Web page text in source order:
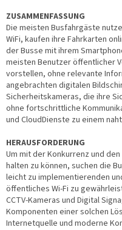
ZUSAMMENFASSUNG
Die meisten Busfahrgäste
WiFi, kaufen ihre Fahrkarten
der Busse mit ihrem
meisten Benutzer öffentlicher
vorstellen, ohne relevante
angebrachten digitalen
Sicherheitskameras, die ihre
ohne fortschrittliche
und CloudDienste zu einem
HERAUSFORDERUNG
Um mit der Konkurrenz und
halten zu können, suchen die
leicht zu implementierenden
öffentliches Wi-Fi zu
CCTV-Kameras und Digital
Komponenten einer solchen
Internetquelle und moderne